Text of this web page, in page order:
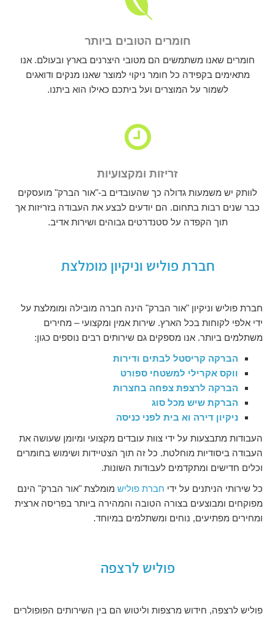
חומרים הטובים ביותר
חומרים שאנו משתמשים הם מטובי היצרנים בארץ ובעולם. אנו
מתאימים בקפידה כל חומר ניקוי למוצר שאנו מנקים ודואגים
לשמור על המוצרים ועל ביתכם כאילו הוא ביתנו.
זריזות ומקצועיות
לוותק יש משמעות גדולה כך שהעובדים ב-"אור הברק" מועסקים
כבר שנים רבות בתחום. הם יודעים לבצע את העבודה בזריזות אך
תוך הקפדה על סטנדרטים גבוהים ושירות אדיב.
חברת פוליש וניקיון מומלצת
חברת פוליש וניקיון "אור הברק" הינה חברה מובילה ומומלצת על
ידי אלפי לקוחות בכל הארץ. שירות אמין ומקצועי – מחירים
משתלמים ביותר. אנו מספקים גם שירותים רבים נוספים כגון:
הברקה קריסטל לבתים ודירות
ווקס אקרילי למשטחי ספורט
הברקה לרצפת צפחה בחצרות
הברקת שיש מכל סוג
ניקיון דירה וא בית לפני כניסה
העבודות מתבצעות על ידי צוות עובדים מקצועי ומיומן שעושה את
העבודה ביסודיות מוחלטת. כל זה תוך הצטיידות ושימוש בחומרים
וכלים חדישים ומתקדמים לעבודות השונות.
כל שירותי הניתנים על ידי חברת פוליש מומלצת "אור הברק" הינם
מפוקחים ומבוצעים בצורה הטובה והמהירה ביותר בפריסה ארצית
ומחירים מפתיעים, נוחים ומשתלמים במיוחד.
פוליש לרצפה
פוליש לרצפה, חידוש מרצפות וליטוש הם בין השירותים הפופולרים